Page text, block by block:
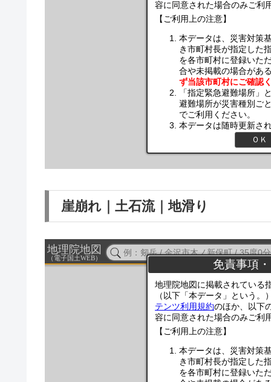
崖崩れ｜土石流｜地滑り